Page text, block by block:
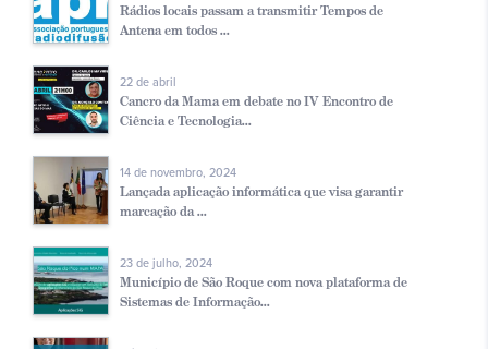
Rádios locais passam a transmitir Tempos de
Antena em todos ...
22 de abril
Cancro da Mama em debate no IV Encontro de
Ciência e Tecnologia...
14 de novembro, 2024
Lançada aplicação informática que visa garantir
marcação da ...
23 de julho, 2024
Município de São Roque com nova plataforma de
Sistemas de Informação...